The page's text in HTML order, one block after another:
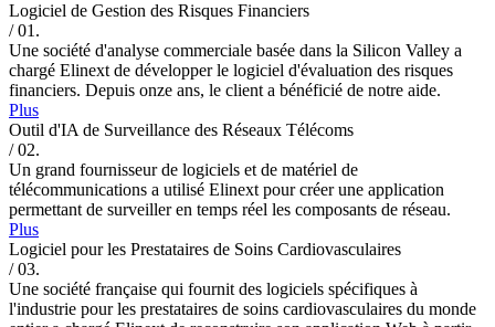
Logiciel de Gestion des Risques Financiers
/ 01.
Une société d'analyse commerciale basée dans la Silicon Valley a
chargé Elinext de développer le logiciel d'évaluation des risques
financiers. Depuis onze ans, le client a bénéficié de notre aide.
Plus
Outil d'IA de Surveillance des Réseaux Télécoms
/ 02.
Un grand fournisseur de logiciels et de matériel de
télécommunications a utilisé Elinext pour créer une application
permettant de surveiller en temps réel les composants de réseau.
Plus
Logiciel pour les Prestataires de Soins Cardiovasculaires
/ 03.
Une société française qui fournit des logiciels spécifiques à
l'industrie pour les prestataires de soins cardiovasculaires du monde